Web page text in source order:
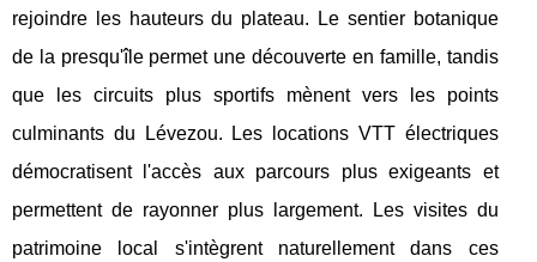
rejoindre les hauteurs du plateau. Le sentier botanique
de la presqu'île permet une découverte en famille, tandis
que les circuits plus sportifs mènent vers les points
culminants du Lévezou. Les locations VTT électriques
démocratisent l'accès aux parcours plus exigeants et
permettent de rayonner plus largement. Les visites du
patrimoine local s'intègrent naturellement dans ces